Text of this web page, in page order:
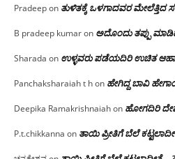
Pradeepon ತುಳಿತಕ್ಕೆ ಒಳಗಾದವರ ಮೇಲೆತ್ತಿದ
B pradeep kumaron ಅದೊಂದು ತಪ್ಪು
Sharada on ಉಳ್ಳವರು ಪಡೆಯದಿರಿ ಉಚಿತ
Panchaksharaiah t hon ಹೇಗಿದ್ದ ಬಾವಿ
Deepika Ramakrishnaiahon ಹೋಗದಿರಿ
P.t.chikkanna on ತಾಯಿ ಪ್ರೀತಿಗೆ ಬೆಲೆ